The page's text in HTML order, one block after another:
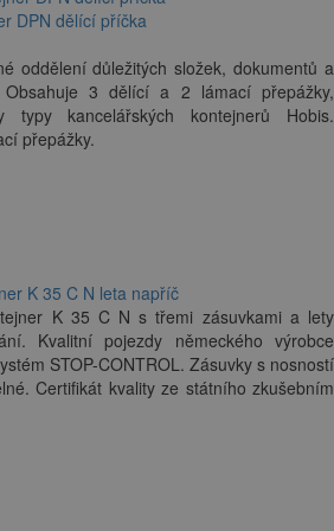
DPN dělící příčka
oddělení důležitých složek, dokumentů a
Obsahuje 3 dělící a 2 lámací přepážky,
typy kancelářských kontejnerů Hobis.
přepážky.
K 35 C N leta napříč
K 35 C N s třemi zásuvkami a lety
Kvalitní pojezdy německého výrobce
STOP-CONTROL. Zásuvky s nosností
Certifikát kvality ze státního zkušebním